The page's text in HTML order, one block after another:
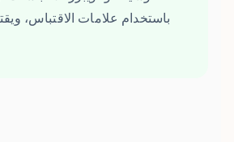
باستخدام علامات الاقتباس،